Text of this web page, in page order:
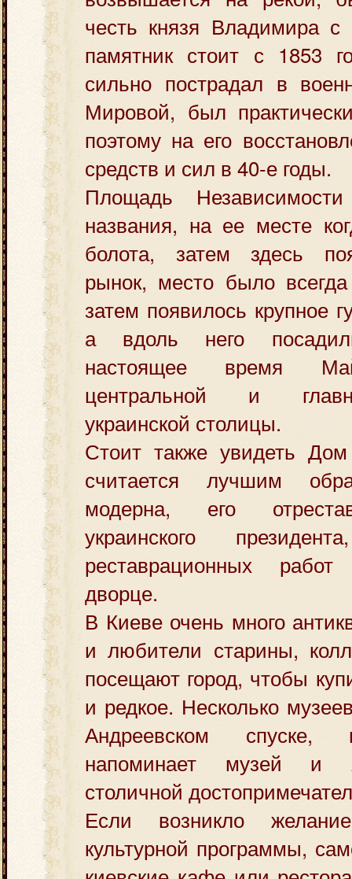
честь князя Владимира с
памятник стоит с 1853
сильно пострадал в
Мировой, был
поэтому на его
средств и сил в 40-е годы.
Площадь
названия, на ее месте
болота, затем здесь
рынок, место было
затем появилось крупное
а вдоль него
настоящее время
центральной и
украинской столицы.
Стоит также увидеть
считается лучшим
модерна, его
украинского
реставрационных
дворце.
В Киеве очень много
и любители старины,
посещают город, чтобы
и редкое. Несколько
Андреевском спуске,
напоминает музей и
столичной
Если возникло
культурной программы,